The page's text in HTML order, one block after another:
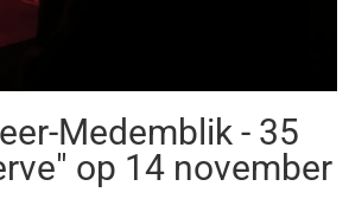
Medemblik - 35
op 14 november